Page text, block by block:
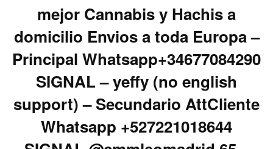
mejor Cannabis y Hachis a
domicilio Envios a toda Europa –
Principal Whatsapp+34677084290
SIGNAL – yeffy (no english
support) – Secundario AttCliente
Whatsapp +527221018644